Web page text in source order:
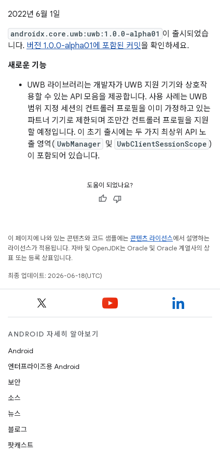
2022년 6월 1일
androidx.core.uwb:uwb:1.0.0-alpha01 이 출시되었습
니다. 버전 1.0.0-alpha01에 포함된 커밋을 확인하세요.
새로운 기능
UWB 라이브러리는 개발자가 UWB 지원 기기와 상호작
용할 수 있는 API 모음을 제공합니다. 사용 사례는 UWB
범위 지정 세션의 컨트롤러 프로필을 이미 가정하고 있는
파트너 기기로 제한되며 조만간 컨트롤러 프로필을 지원
할 예정입니다. 이 초기 출시에는 두 가지 최상위 API 노
출 영역( UwbManager 및 UwbClientSessionScope )
이 포함되어 있습니다.
도움이 되었나요?
이 페이지에 나와 있는 콘텐츠와 코드 샘플에는 콘텐츠 라이선스에서 설명하는
라이선스가 적용됩니다. 자바 및 OpenJDK는 Oracle 및 Oracle 계열사의 상
표 또는 등록 상표입니다.
최종 업데이트: 2026-06-18(UTC)
ANDROID 자세히 알아보기
Android
엔터프라이즈용 Android
보안
소스
뉴스
블로그
팟캐스트